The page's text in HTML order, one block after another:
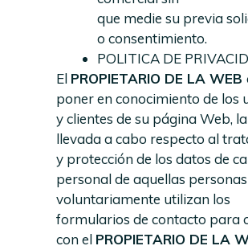
que medie su previa
o consentimiento.
POLITICA DE
El PROPIETARIO DE LA WEB
poner en conocimiento de los
y clientes de su página Web,
llevada a cabo respecto al
y protección de los datos de
personal de aquellas
voluntariamente utilizan los
formularios de contacto para
con el PROPIETARIO DE LA